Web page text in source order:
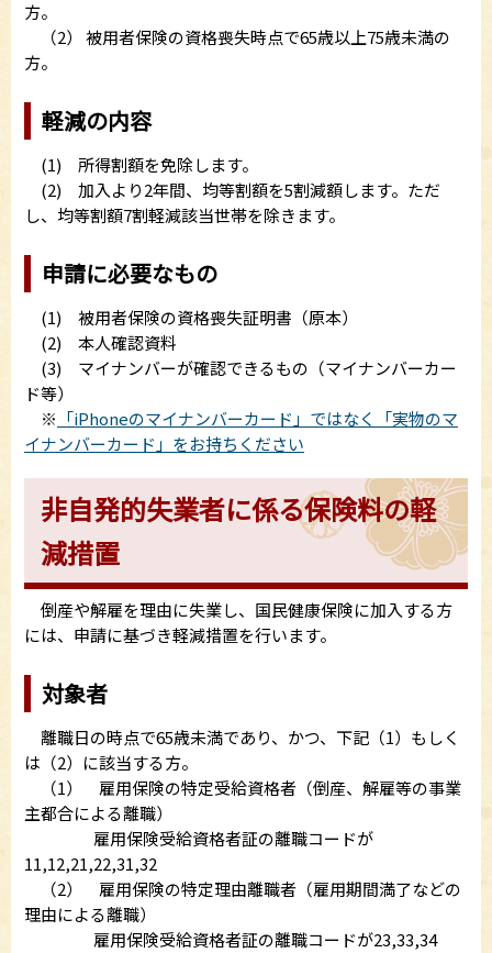
方。
（2） 被用者保険の資格喪失時点で65歳以上75歳未満の
方。
軽減の内容
(1) 所得割額を免除します。
(2) 加入より2年間、均等割額を5割減額します。ただ
し、均等割額7割軽減該当世帯を除きます。
申請に必要なもの
(1) 被用者保険の資格喪失証明書（原本）
(2) 本人確認資料
(3) マイナンバーが確認できるもの（マイナンバーカー
ド等）
※ 「iPhoneのマイナンバーカード」ではなく「実物のマ
イナンバーカード」をお持ちください
非自発的失業者に係る保険料の軽
減措置
倒産や解雇を理由に失業し、国民健康保険に加入する方
には、申請に基づき軽減措置を行います。
対象者
離職日の時点で65歳未満であり、かつ、下記（1）もしく
は（2）に該当する方。
（1） 雇用保険の特定受給資格者（倒産、解雇等の事業
主都合による離職）
雇用保険受給資格者証の離職コードが
11,12,21,22,31,32
（2） 雇用保険の特定理由離職者（雇用期間満了などの
理由による離職）
雇用保険受給資格者証の離職コードが23,33,34